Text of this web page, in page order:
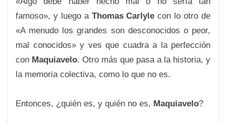
famoso», y luego a Thomas Carlyle con lo otro de
«A menudo los grandes son desconocidos o peor,
mal conocidos» y ves que cuadra a la perfección
con Maquiavelo. Otro más que pasa a la historia, y
la memoria colectiva, como lo que no es.
Entonces, ¿quién es, y quién no es, Maquiavelo?